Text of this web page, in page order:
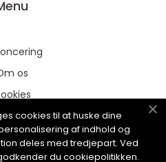
os
os
cookies til at huske dine
af indhold og
deles med tredjepart. Ved
du cookiepolitikken.